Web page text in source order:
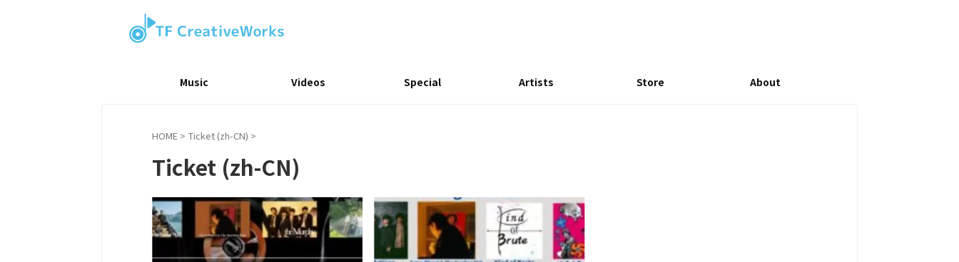
Music Videos Special Artists Store About
HOME > Ticket (zh-CN) >
Ticket (zh-CN)